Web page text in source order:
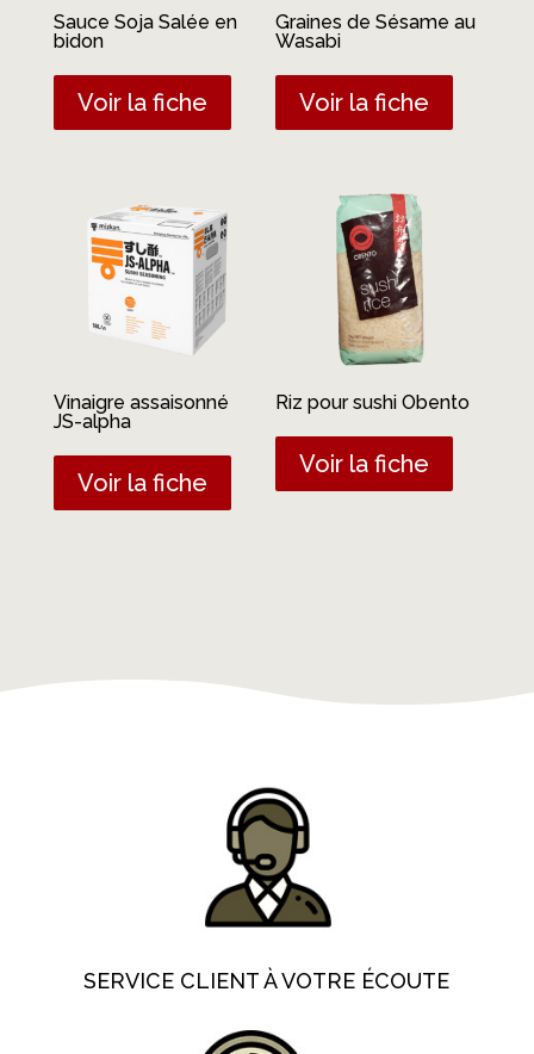
Sauce Soja Salée en
bidon
Voir la fiche
Graines de Sésame au
Wasabi
Voir la fiche
Vinaigre assaisonné
JS-alpha
Voir la fiche
Riz pour sushi Obento
Voir la fiche
SERVICE CLIENT À VOTRE ÉCOUTE